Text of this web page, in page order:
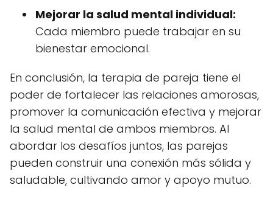
Mejorar la salud mental individual:
Cada miembro puede trabajar en su
bienestar emocional.
En conclusión, la terapia de pareja tiene el
poder de fortalecer las relaciones amorosas,
promover la comunicación efectiva y mejorar
la salud mental de ambos miembros. Al
abordar los desafíos juntos, las parejas
pueden construir una conexión más sólida y
saludable, cultivando amor y apoyo mutuo.